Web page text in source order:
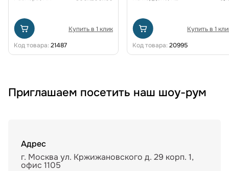
Купить в 1 клик
Код товара: 21487
Купить в 1
Код товара: 20995
Приглашаем посетить наш шоу-рум
Адрес
г. Москва ул. Кржижановского д. 29 корп. 1,
офис 1105